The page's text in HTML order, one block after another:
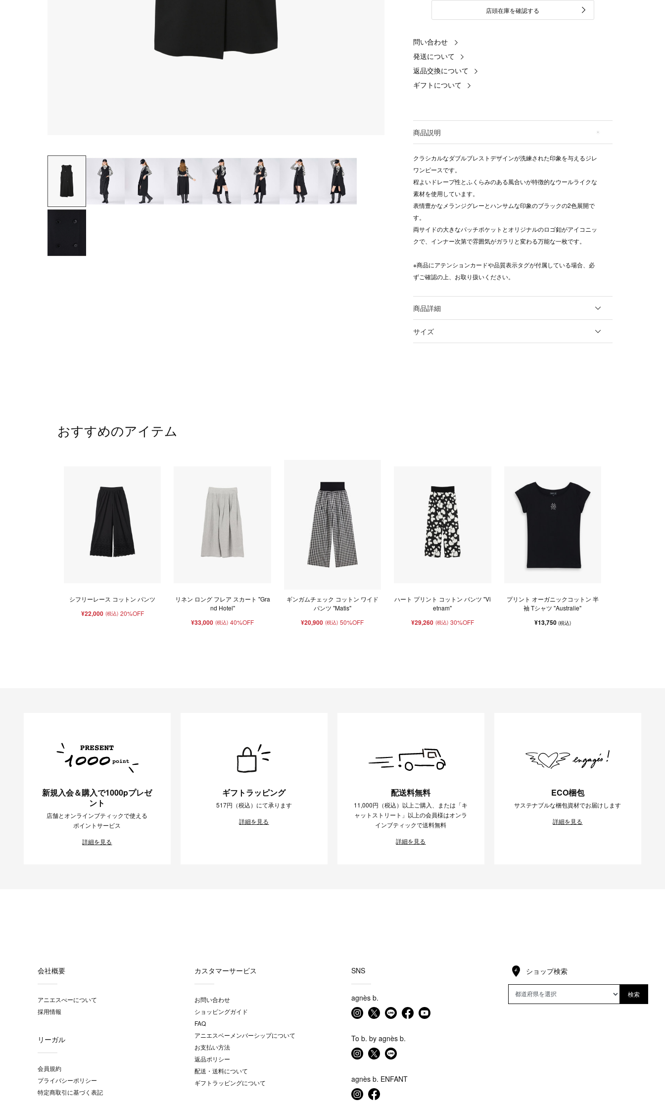
店頭在庫を確認する
問い合わせ
発送について
返品交換について
ギフトについて
商品説明
クラシカルなダブルブレストデザインが洗練された印象を与えるジレ
ワンピースです。
程よいドレープ性とふくらみのある風合いが特徴的なウールライクな
素材を使用しています。
表情豊かなメランジグレーとハンサムな印象のブラックの2色展開で
す。
両サイドの大きなパッチポケットとオリジナルのロゴ釦がアイコニッ
クで、インナー次第で雰囲気がガラリと変わる万能な一枚です。
※商品にアテンションカードや品質表示タグが付属している場合、必
ずご確認の上、お取り扱いください。
商品詳細
サイズ
おすすめのアイテム
シフリーレース コットン パンツ
¥22,000 (税込) 20%OFF
リネン ロング フレア スカート "Gra
nd Hotel"
¥33,000 (税込) 40%OFF
ギンガムチェック コットン ワイド
パンツ "Matis"
¥20,900 (税込) 50%OFF
ハート プリント コットン パンツ "Vi
etnam"
¥29,260 (税込) 30%OFF
プリント オーガニックコットン 半
袖 Tシャツ "Australie"
¥13,750 (税込)
新規入会＆購入で1000pプレゼ
ント
店舗とオンラインブティックで使える
ポイントサービス
詳細を見る
ギフトラッピング
517円（税込）にて承ります
詳細を見る
配送料無料
11,000円（税込）以上ご購入、または「キ
ャットストリート」以上の会員様はオンラ
インブティックで送料無料
詳細を見る
ECO梱包
サステナブルな梱包資材でお届けします
詳細を見る
会社概要
アニエスべーについて
採用情報
リーガル
会員規約
プライバシーポリシー
特定商取引に基づく表記
カスタマーサービス
お問い合わせ
ショッピングガイド
FAQ
アニエスベーメンバーシップについて
お支払い方法
返品ポリシー
配送・送料について
ギフトラッピングについて
SNS
agnès b.
To b. by agnès b.
agnès b. ENFANT
ショップ検索
検索